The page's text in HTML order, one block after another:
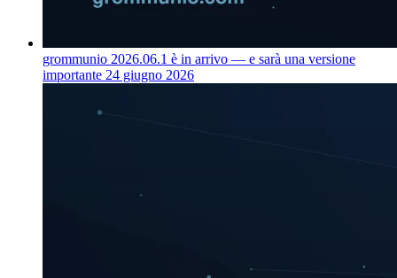
grommunio 2026.06.1 è in arrivo — e sarà una versione
importante 24 giugno 2026